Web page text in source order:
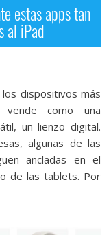
estas apps tan
al iPad
dispositivos más
como una
un lienzo digital.
algunas de las
ancladas en el
de las tablets. Por